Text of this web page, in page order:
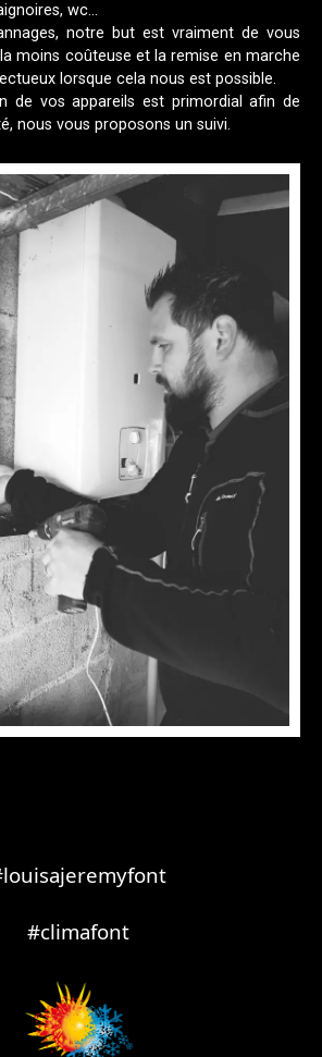
wc...
notre but est vraiment de vous
moins coûteuse et la remise en marche
lorsque cela nous est possible.
de vos appareils est primordial afin de
nous vous proposons un suivi.
#climafont